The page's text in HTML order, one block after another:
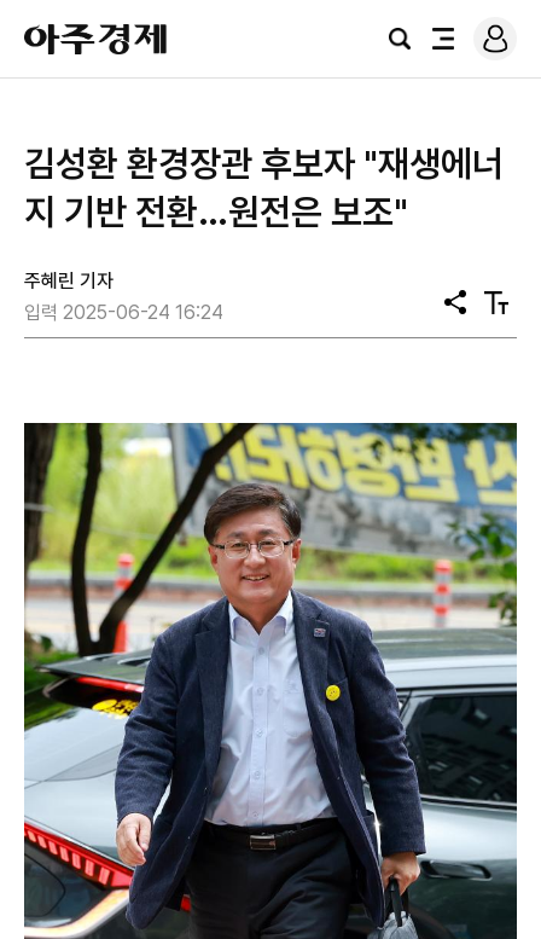
아
주
경
검
전
로
그
김성환 환경장관 후보자 "재생에너
지 기반 전환…원전은 보조"
주혜린 기자
입력 2025-06-24 16:24
공
유
텍
스